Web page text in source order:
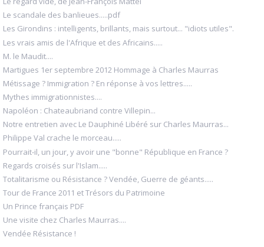
Le scandale des banlieues.....pdf
Les Girondins : intelligents, brillants, mais surtout... "idiots utiles".
Les vrais amis de l'Afrique et des Africains.....
M. le Maudit....
Martigues 1er septembre 2012 Hommage à Charles Maurras
Métissage ? Immigration ? En réponse à vos lettres.....
Mythes immigrationnistes....
Napoléon : Chateaubriand contre Villepin...
Notre entretien avec Le Dauphiné Libéré sur Charles Maurras...
Philippe Val crache le morceau.....
Pourrait-il, un jour, y avoir une "bonne" République en France ?
Regards croisés sur l'Islam.....
Totalitarisme ou Résistance ? Vendée, Guerre de géants.....
Tour de France 2011 et Trésors du Patrimoine
Un Prince français PDF
Une visite chez Charles Maurras....
Vendée Résistance !